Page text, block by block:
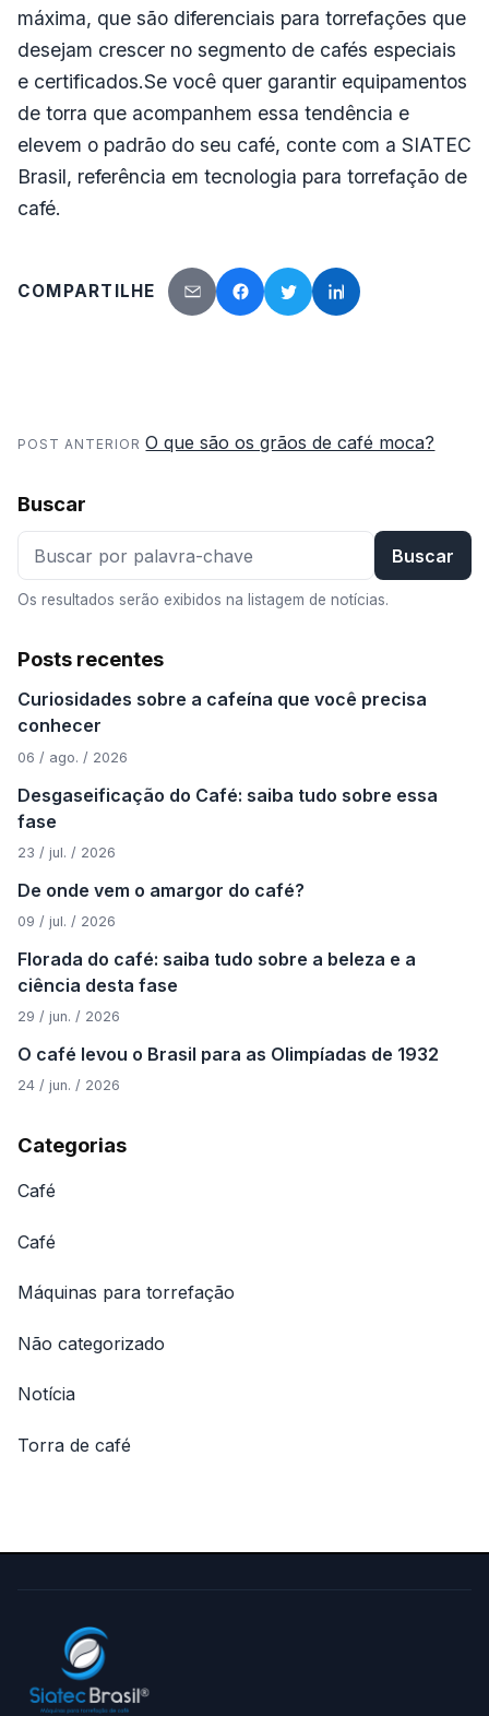
máxima, que são diferenciais para torrefações que
desejam crescer no segmento de cafés especiais
e certificados.Se você quer garantir equipamentos
de torra que acompanhem essa tendência e
elevem o padrão do seu café, conte com a SIATEC
Brasil, referência em tecnologia para torrefação de
café.
COMPARTILHE
Enviar por e-mail
Facebook
TwitterLinkedIn
POST ANTERIOR O que são os grãos de café moca?
Buscar
Buscar
Os resultados serão exibidos na listagem de notícias.
Posts recentes
Curiosidades sobre a cafeína que você precisa
conhecer
06 / ago. / 2026
Desgaseificação do Café: saiba tudo sobre essa
fase
23 / jul. / 2026
De onde vem o amargor do café?
09 / jul. / 2026
Florada do café: saiba tudo sobre a beleza e a
ciência desta fase
29 / jun. / 2026
O café levou o Brasil para as Olimpíadas de 1932
24 / jun. / 2026
Categorias
Café
Café
Máquinas para torrefação
Não categorizado
Notícia
Torra de café